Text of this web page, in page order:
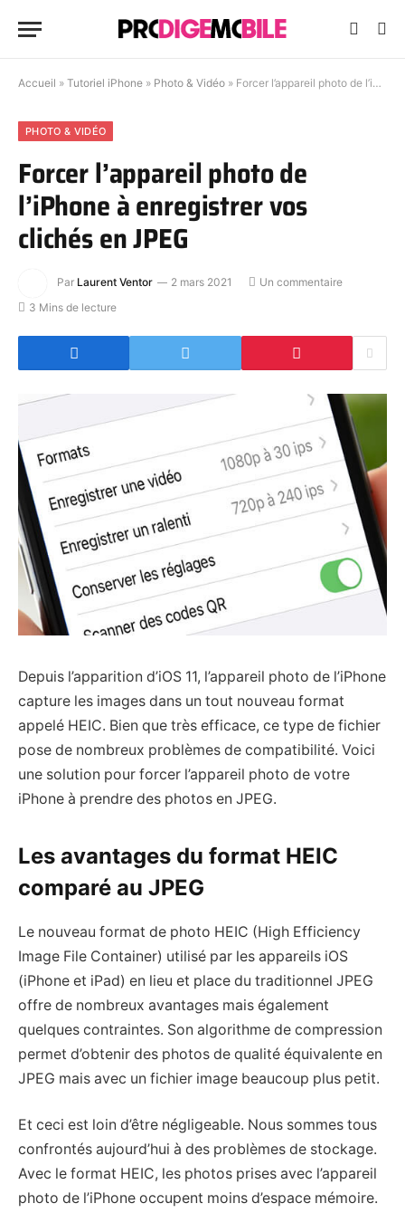
Accueil » Tutoriel iPhone » Photo & Vidéo » Forcer l’appareil photo de l’iPhone à enregistrer vos clichés en JPEG
PHOTO & VIDÉO
Forcer l’appareil photo de
l’iPhone à enregistrer vos
clichés en JPEG
Par Laurent Ventor 2 mars 2021
Un commentaire
3 Mins de lecture
Depuis l’apparition d’iOS 11, l’appareil photo de l’iPhone
capture les images dans un tout nouveau format
appelé HEIC. Bien que très efficace, ce type de fichier
pose de nombreux problèmes de compatibilité. Voici
une solution pour forcer l’appareil photo de votre
iPhone à prendre des photos en JPEG.
Les avantages du format HEIC
comparé au JPEG
Le nouveau format de photo HEIC (High Efficiency
Image File Container) utilisé par les appareils iOS
(iPhone et iPad) en lieu et place du traditionnel JPEG
offre de nombreux avantages mais également
quelques contraintes. Son algorithme de compression
permet d’obtenir des photos de qualité équivalente en
JPEG mais avec un fichier image beaucoup plus petit.
Et ceci est loin d’être négligeable. Nous sommes tous
confrontés aujourd’hui à des problèmes de stockage.
Avec le format HEIC, les photos prises avec l’appareil
photo de l’iPhone occupent moins d’espace mémoire.